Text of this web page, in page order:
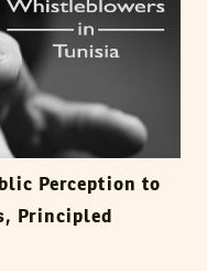
Perception to
Principled